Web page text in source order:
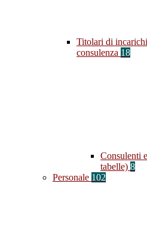
Titolari di
consulenza 18
Consulenti
tabelle) 8
Personale 102